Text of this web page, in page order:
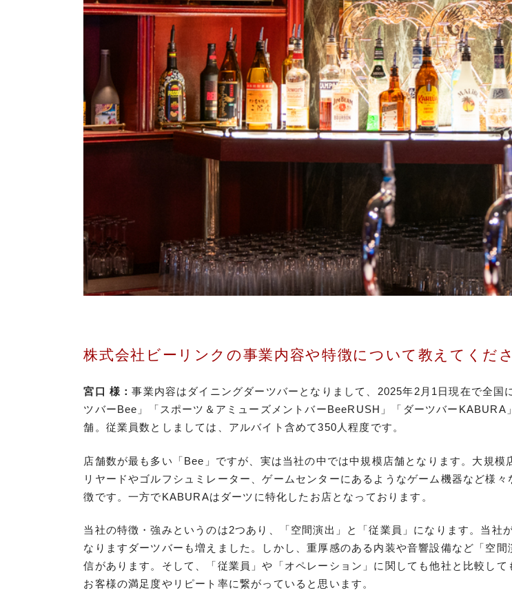
株式会社ビーリンクの事業内容や特徴について教えてくださ
宮口 様：事業内容はダイニングダーツバーとなりまして、2025年2月1日現在で全
ツバーBee」「スポーツ＆アミューズメントバーBeeRUSH」「ダーツバー
舗。従業員数としましては、アルバイト含めて350人程度です。
店舗数が最も多い「Bee」ですが、実は当社の中では中規模店舗となります。大規
リヤードやゴルフシュミレーター、ゲームセンターにあるようなゲーム機器など様
徴です。一方でKABURAはダーツに特化したお店となっております。
当社の特徴・強みというのは2つあり、「空間演出」と「従業員」になります。当社
なりますダーツバーも増えました。しかし、重厚感のある内装や音響設備など「空
信があります。そして、「従業員」や「オペレーション」に関しても他社と比較し
お客様の満足度やリピート率に繋がっていると思います。